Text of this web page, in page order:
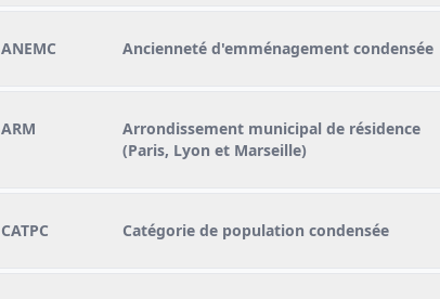
ANEMC Ancienneté d'emménagement condensée
ARM
Arrondissement municipal de résidence
(Paris, Lyon et Marseille)
CATPC Catégorie de population condensée